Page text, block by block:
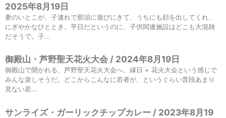
2025年8月19日
妻のいとこが、子連れで那須に遊びにきて、うちにも顔を出してくれ、
にぎやかなひととき。平日だというのに、子供関連施設はどこも大混雑
だそうで。子...
御殿山・芦野聖天花火大会 / 2024年8月19日
御殿山で開かれる、芦野聖天花火大会へ。縁日 + 花火大会という感じで
みんな楽しそうだ。どこからこんなに若者が、というぐらい普段あまり
見ない若...
サンライズ・ガーリックチップカレー / 2023年8月19